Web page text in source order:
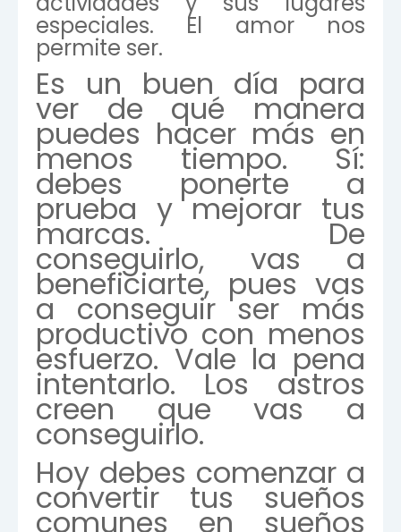
especiales. El amor nos
permite ser.
Es un buen día para
ver de qué manera
puedes hacer más en
menos tiempo. Sí:
debes ponerte a
prueba y mejorar tus
marcas. De
conseguirlo, vas a
beneficiarte, pues vas
a conseguir ser más
productivo con menos
esfuerzo. Vale la pena
intentarlo. Los astros
creen que vas a
conseguirlo.
Hoy debes comenzar a
convertir tus sueños
comunes en sueños